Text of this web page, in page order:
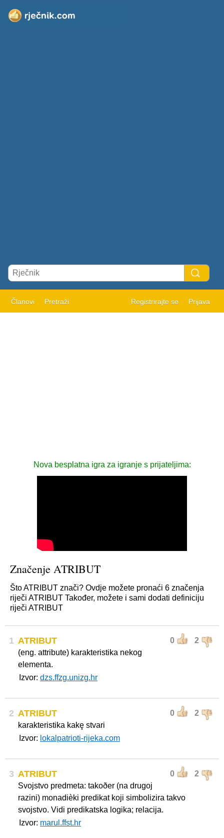
Članovi Pretraži Registrirajte se Prijava
Nova besplatna igra za igranje s prijateljima:
Značenje ATRIBUT
Što ATRIBUT znači? Ovdje možete pronaći 6 značenja
riječi ATRIBUT Također, možete i sami dodati definiciju
riječi ATRIBUT
1 0 2
ATRIBUT
(eng. attribute) karakteristika nekog
elementa.
Izvor: dzs.ffzg.unizg.hr
2 0 2
ATRIBUT
karakteristika kakȩ stvari
Izvor: lokalpatrioti-rijeka.com
3 0 2
ATRIBUT
Svojstvo predmeta: takoðer (na drugoj
razini) monadièki predikat koji simbolizira takvo
svojstvo. Vidi predikatska logika; relacija.
Izvor: marul.ffst.hr